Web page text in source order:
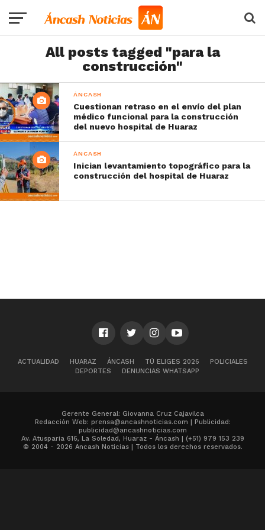
All posts tagged "para la
construcción"
ÁNCASH
Cuestionan retraso en el envío del plan
médico funcional para la construcción
del nuevo hospital de Huaraz
ÁNCASH
Inician levantamiento topográfico para la
construcción del hospital de Huaraz
ACTUALIDAD HUARAZ ÁNCASH TÚ ELIGES 2026
POLICIALES
DEPORTES
DENUNCIAS WHATSAPP
Gerente General: Giovanna Cruz Cajavilca
Redacción Web: prensa@ancashnoticias.com | Publicidad:
publicidad@ancashnoticias.com
Av. Atusparia 616, La Soledad, Huaraz - Áncash | (+51) 979 153 239
© 2004 - 2026 Ancash Noticias | Todos los derechos reservados.